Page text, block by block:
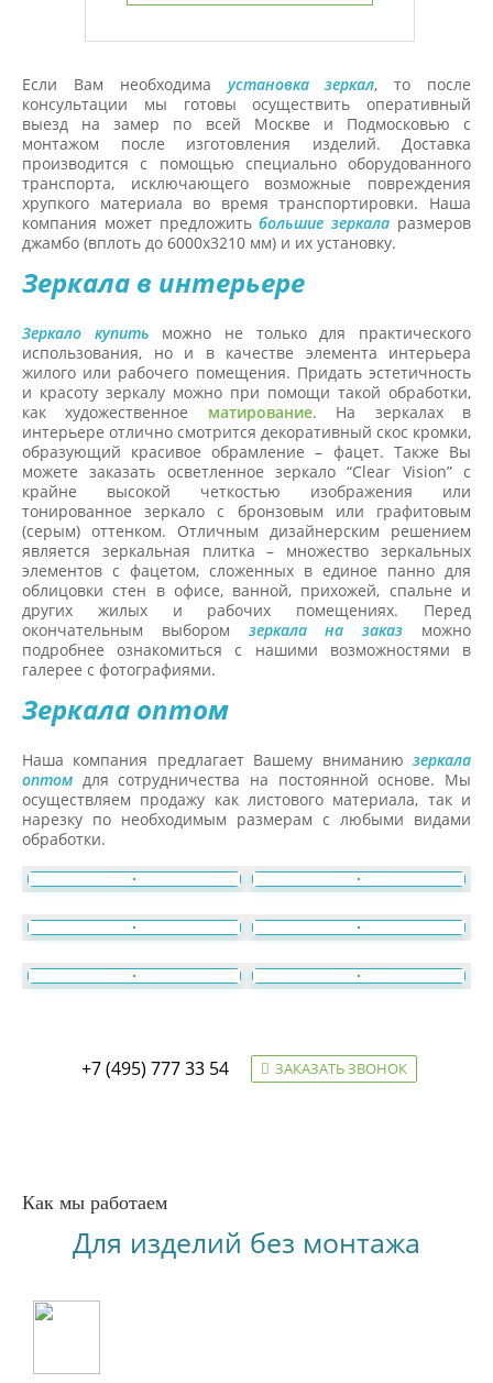
Если Вам необходима установка зеркал, то после
консультации мы готовы осуществить оперативный
выезд на замер по всей Москве и Подмосковью с
монтажом после изготовления изделий. Доставка
производится с помощью специально оборудованного
транспорта, исключающего возможные повреждения
хрупкого материала во время транспортировки. Наша
компания может предложитьбольшие зеркала размеров
джамбо (вплоть до 6000х3210 мм) и их установку.
Зеркала в интерьере
Зеркало купить можно не только для практического
использования, но и в качестве элемента интерьера
жилого или рабочего помещения. Придать эстетичность
и красоту зеркалу можно при помощи такой обработки,
как художественное матирование. На зеркалах в
интерьере отлично смотрится декоративный скос кромки,
образующий красивое обрамление – фацет. Также Вы
можете заказать осветленное зеркало “Clear Vision” с
крайне высокой четкостью изображения или
тонированное зеркало с бронзовым или графитовым
(серым) оттенком. Отличным дизайнерским решением
является зеркальная плитка – множество зеркальных
элементов с фацетом, сложенных в единое панно для
облицовки стен в офисе, ванной, прихожей, спальне и
других жилых и рабочих помещениях. Перед
окончательным выбором зеркала на заказ можно
подробнее ознакомиться с нашими возможностями в
галерее с фотографиями.
Зеркала оптом
Наша компания предлагает Вашему вниманию зеркала
оптом для сотрудничества на постоянной основе. Мы
осуществляем продажу как листового материала, так и
нарезку по необходимым размерам c любыми видами
обработки.
+7 (495) 777 33 54 ЗАКАЗАТЬ ЗВОНОК
Как мы работаем
Для изделий без монтажа